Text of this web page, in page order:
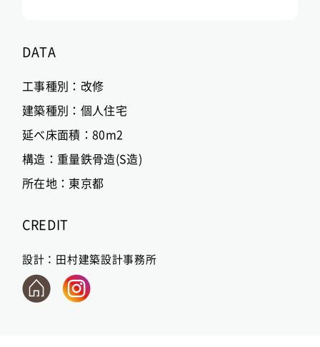
DATA
工事種別： 改修
建築種別： 個人住宅
延べ床面積： 80m2
構造： 重量鉄骨造(S造)
所在地： 東京都
CREDIT
設計： 田村建築設計事務所